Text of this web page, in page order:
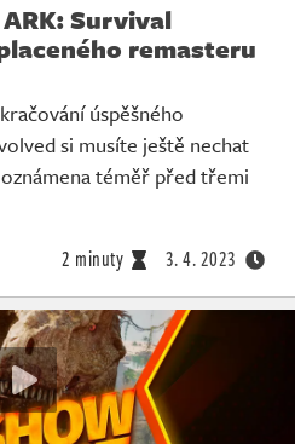
Survival
remasteru
úspěšného
si musíte ještě nechat
téměř před třemi
2 minuty 3. 4. 2023